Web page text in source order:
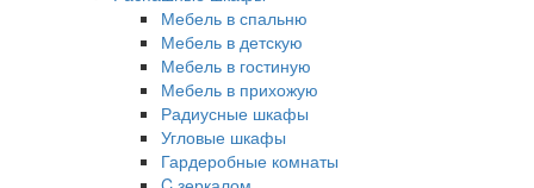
Мебель в спальню
Мебель в детскую
Мебель в гостиную
Мебель в прихожую
Радиусные шкафы
Угловые шкафы
Гардеробные комнаты